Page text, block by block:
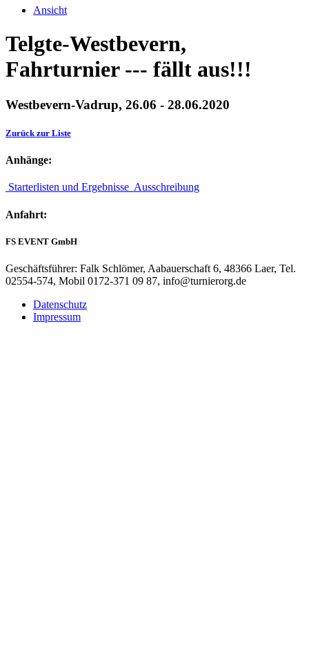
Ansicht
Telgte-Westbevern,
Fahrturnier --- fällt aus!!!
Westbevern-Vadrup, 26.06 - 28.06.2020
Zurück zur Liste
Anhänge:
Starterlisten und Ergebnisse Ausschreibung
Anfahrt:
FS EVENT GmbH
Geschäftsführer: Falk Schlömer, Aabauerschaft 6, 48366 Laer, Tel.
02554-574, Mobil 0172-371 09 87, info@turnierorg.de
Datenschutz
Impressum